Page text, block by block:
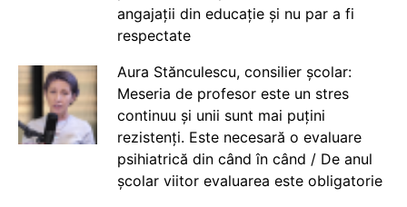
angajații din educație și nu par a fi
respectate
Aura Stănculescu, consilier școlar:
Meseria de profesor este un stres
continuu și unii sunt mai puțini
rezistenți. Este necesară o evaluare
psihiatrică din când în când / De anul
școlar viitor evaluarea este obligatorie